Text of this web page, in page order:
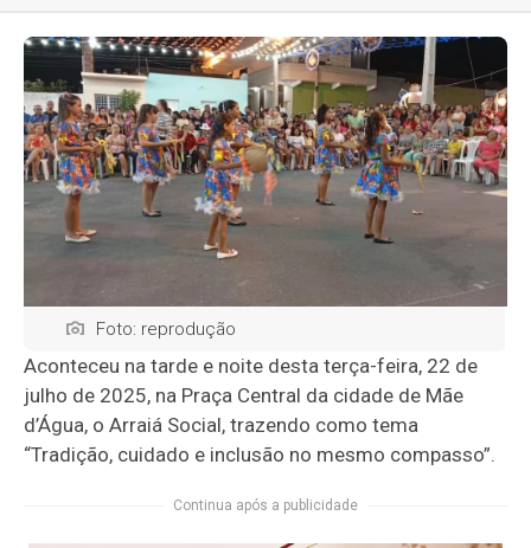
Foto: reprodução
Aconteceu na tarde e noite desta terça-feira, 22 de
julho de 2025, na Praça Central da cidade de Mãe
d’Água, o Arraiá Social, trazendo como tema
“Tradição, cuidado e inclusão no mesmo compasso”.
Continua após a publicidade